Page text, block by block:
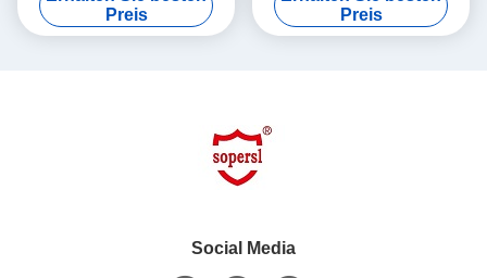
gefährliche Waren, 250L
Preis
für Labor, Bank-Spitze
Preis
Social Media